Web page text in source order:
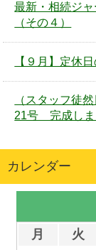
最新・相続ジ
（その４）
【９月】定休
（スタッフ徒
21号 完成しま
カレンダー
月 火